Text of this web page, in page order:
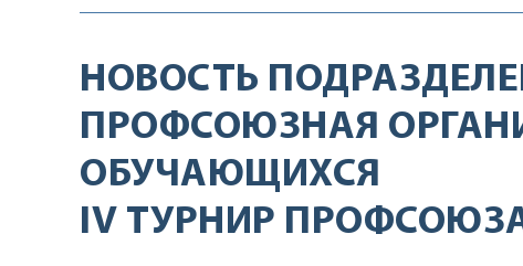
НОВОСТЬ
ПРОФСОЮЗНАЯ
ОБУЧАЮЩИХСЯ
IV ТУРНИР